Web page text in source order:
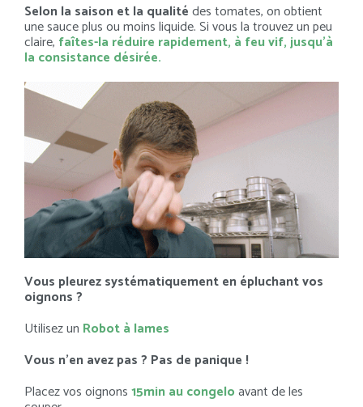
Selon la saison et la qualitédes tomates, on obtient
une sauce plus ou moins liquide. Si vous la trouvez un peu
claire, faîtes-la réduire rapidement, à feu vif, jusqu’à
la consistance désirée.
Vous pleurez systématiquement en épluchant vos
oignons ?
Utilisez un Robot à lames
Vous n’en avez pas ? Pas de panique !
Placez vos oignons15min au congeloavant de les